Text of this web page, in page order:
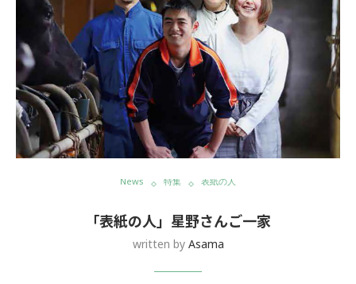
News 特集 表紙の人
「表紙の人」星野さんご一家
written byAsama